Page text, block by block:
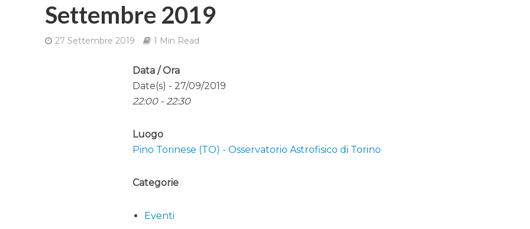
Settembre 2019
27 Settembre 2019 1 Min Read
Data / Ora
Date(s) - 27/09/2019
22:00 - 22:30
Luogo
Pino Torinese (TO) - Osservatorio Astrofisico di Torino
Categorie
Eventi